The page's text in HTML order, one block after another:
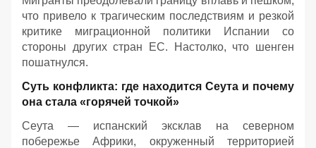
что привело к трагическим последствиям и резкой
критике миграционной политики Испании со
стороны других стран ЕС. Настолко, что шенген
пошатнулся.
Суть конфликта: где находится Сеута и почему
она стала «горячей точкой»
Сеута — испанский эксклав на северном
побережье Африки, окруженный территорией